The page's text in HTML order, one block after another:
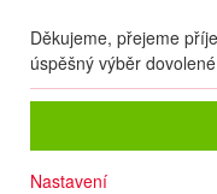
Děkujeme, přejeme
úspěšný výběr
Nastavení